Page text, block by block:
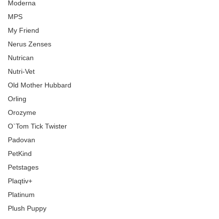
Moderna
MPS
My Friend
Nerus Zenses
Nutrican
Nutri-Vet
Old Mother Hubbard
Orling
Orozyme
O`Tom Tick Twister
Padovan
PetKind
Petstages
Plaqtiv+
Platinum
Plush Puppy